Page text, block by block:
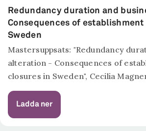
Redundancy duration and
Consequences of establishment
Sweden
Mastersuppsats: "Redundancy
alteration - Consequences of
closures in Sweden", Cecilia
Ladda ner